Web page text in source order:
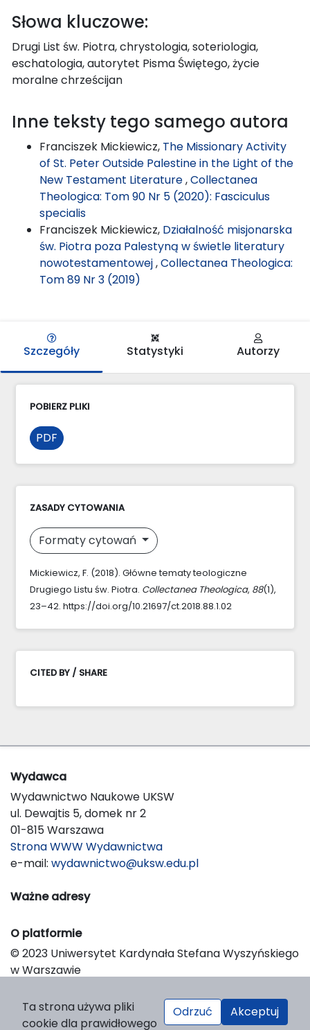
Słowa kluczowe:
Drugi List św. Piotra, chrystologia, soteriologia,
eschatologia, autorytet Pisma Świętego, życie
moralne chrześcijan
Inne teksty tego samego autora
Franciszek Mickiewicz, The Missionary Activity
of St. Peter Outside Palestine in the Light of the
New Testament Literature,Collectanea
Theologica: Tom 90 Nr 5 (2020): Fasciculus
specialis
Franciszek Mickiewicz, Działalność misjonarska
św. Piotra poza Palestyną w świetle literatury
nowotestamentowej,Collectanea Theologica:
Tom 89 Nr 3 (2019)
Szczegóły Statystyki Autorzy
POBIERZ PLIKI
PDF
ZASADY CYTOWANIA
Formaty cytowań
Mickiewicz, F. (2018). Główne tematy teologiczne
Drugiego Listu św. Piotra. Collectanea Theologica, 88(1),
23–42. https://doi.org/10.21697/ct.2018.88.1.02
CITED BY / SHARE
Wydawca
Wydawnictwo Naukowe UKSW
ul. Dewajtis 5, domek nr 2
01-815 Warszawa
Strona WWW Wydawnictwa
e-mail: wydawnictwo@uksw.edu.pl
Ważne adresy
O platformie
© 2023 Uniwersytet Kardynała Stefana Wyszyńskiego
w Warszawie
Platform & Workflow by OJS/PKP
Ta strona używa pliki
cookie dla prawidłowego
Odrzuć Akceptuj